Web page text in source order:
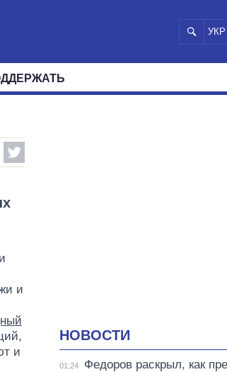
УКР
и
и
НОВОСТИ
01:24
Федоров раскрыл, как